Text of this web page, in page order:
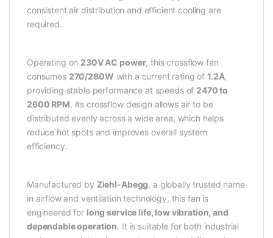
consistent air distribution and efficient cooling are
required.
Operating on 230V AC power, this crossflow fan
consumes 270/280W with a current rating of1.2A,
providing stable performance at speeds of 2470 to
2600 RPM. Its crossflow design allows air to be
distributed evenly across a wide area, which helps
reduce hot spots and improves overall system
efficiency.
Manufactured by Ziehl-Abegg, a globally trusted name
in airflow and ventilation technology, this fan is
engineered for long service life, low vibration, and
dependable operation. It is suitable for both industrial